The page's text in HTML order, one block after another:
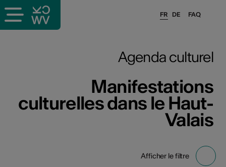
FAQ
FR DE
Agenda culturel
Manifestations
culturelles dans le Haut-
Valais
Afficher le filtre